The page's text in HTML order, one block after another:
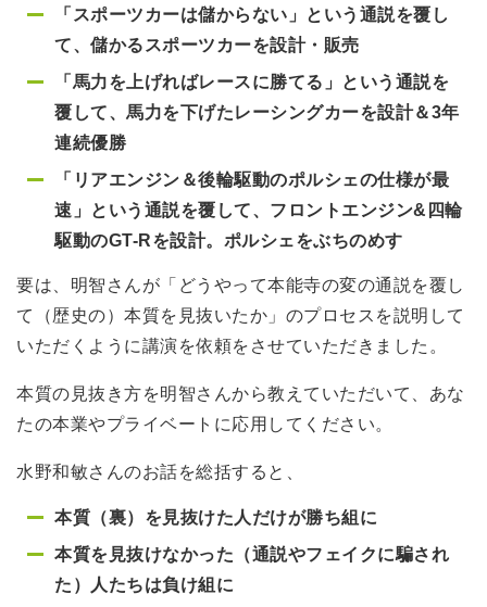
「スポーツカーは儲からない」という通説を覆し
て、儲かるスポーツカーを設計・販売
「馬力を上げればレースに勝てる」という通説を
覆して、馬力を下げたレーシングカーを設計＆3年
連続優勝
「リアエンジン＆後輪駆動のポルシェの仕様が最
速」という通説を覆して、フロントエンジン&四輪
駆動のGT-Rを設計。ポルシェをぶちのめす
要は、明智さんが「どうやって本能寺の変の通説を覆し
て（歴史の）本質を見抜いたか」のプロセスを説明して
いただくように講演を依頼をさせていただきました。
本質の見抜き方を明智さんから教えていただいて、あな
たの本業やプライベートに応用してください。
水野和敏さんのお話を総括すると、
本質（裏）を見抜けた人だけが勝ち組に
本質を見抜けなかった（通説やフェイクに騙され
た）人たちは負け組に